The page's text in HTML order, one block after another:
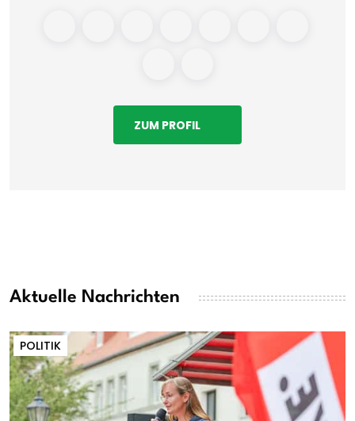
ZUM PROFIL
Aktuelle Nachrichten
POLITIK